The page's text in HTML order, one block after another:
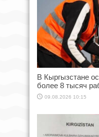
В Кыргызстане
более 8 тысяч
09.08.2026 10:15